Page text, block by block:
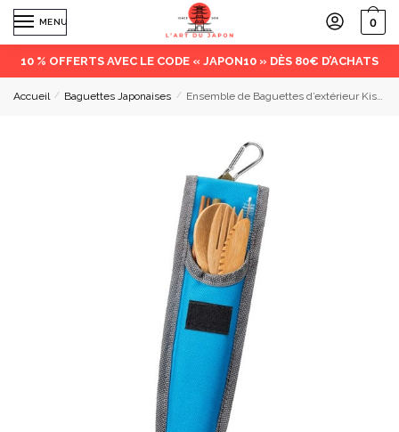
MENU 0
10 % OFFERTS AVEC LE CODE « JAPON10 » DÈS 80€ D’ACHATS
Accueil / Baguettes Japonaises / Ensemble de Baguettes d’extérieur Kishiro